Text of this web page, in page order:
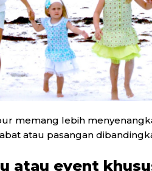
memang lebih
atau pasangan
atau event